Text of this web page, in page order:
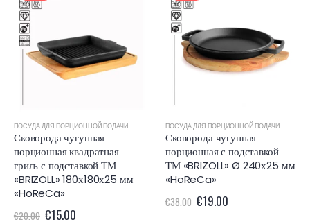
ПОСУДА ДЛЯ ПОРЦИОННОЙ ПОДАЧИ
Сковорода чугунная
порционная квадратная
гриль с подставкой ТМ
«BRIZOLL» 180х180х25 мм
«HoReCa»
€20.00 €15.00
ПОСУДА ДЛЯ ПОРЦИОННОЙ ПОДАЧИ
Сковорода чугунная
порционная с подставкой
ТМ «BRIZOLL» Ø 240х25 мм
«HoReCa»
€38.00 €19.00